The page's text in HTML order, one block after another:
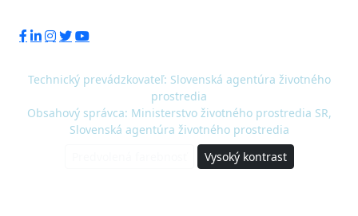
Technický prevádzkovateľ: Slovenská agentúra životného
prostredia
Obsahový správca: Ministerstvo životného prostredia SR,
Slovenská agentúra životného prostredia
Vysoký kontrast